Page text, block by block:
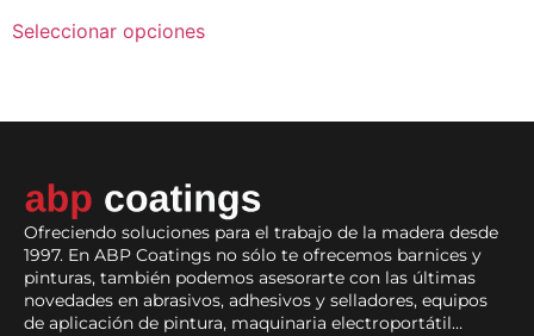
Seleccionar opciones
Ofreciendo soluciones para el trabajo de la madera desde
1997. En ABP Coatings no sólo te ofrecemos barnices y
pinturas, también podemos asesorarte con las últimas
novedades en abrasivos, adhesivos y selladores, equipos
de aplicación de pintura, maquinaria electroportátil…